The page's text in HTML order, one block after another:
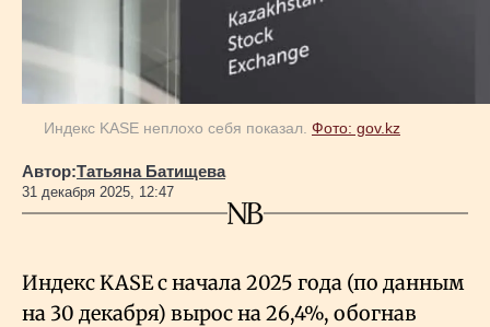
Геополитика
Исследования
Люди
Life & Arts
Индекс KASE неплохо себя показал. Фото: gov.kz
Автор:Татьяна Батищева
31 декабря 2025, 12:47
Индекс KASE с начала 2025 года (по данным
на 30 декабря) вырос на 26,4%, обогнав